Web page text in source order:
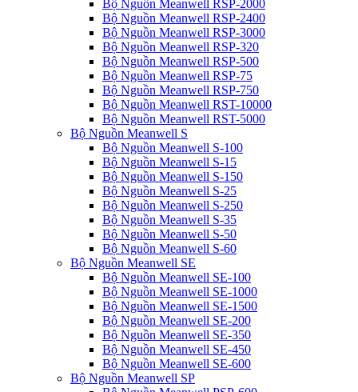
Bộ Nguồn Meanwell RSP-2000
Bộ Nguồn Meanwell RSP-2400
Bộ Nguồn Meanwell RSP-3000
Bộ Nguồn Meanwell RSP-320
Bộ Nguồn Meanwell RSP-500
Bộ Nguồn Meanwell RSP-75
Bộ Nguồn Meanwell RSP-750
Bộ Nguồn Meanwell RST-10000
Bộ Nguồn Meanwell RST-5000
Bộ Nguồn Meanwell S
Bộ Nguồn Meanwell S-100
Bộ Nguồn Meanwell S-15
Bộ Nguồn Meanwell S-150
Bộ Nguồn Meanwell S-25
Bộ Nguồn Meanwell S-250
Bộ Nguồn Meanwell S-35
Bộ Nguồn Meanwell S-50
Bộ Nguồn Meanwell S-60
Bộ Nguồn Meanwell SE
Bộ Nguồn Meanwell SE-100
Bộ Nguồn Meanwell SE-1000
Bộ Nguồn Meanwell SE-1500
Bộ Nguồn Meanwell SE-200
Bộ Nguồn Meanwell SE-350
Bộ Nguồn Meanwell SE-450
Bộ Nguồn Meanwell SE-600
Bộ Nguồn Meanwell SP